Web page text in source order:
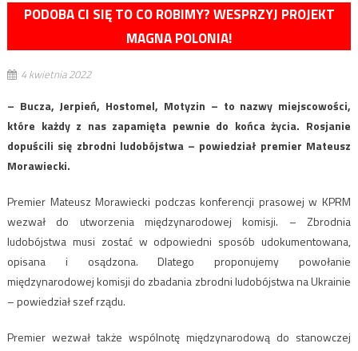
PODOBA CI SIĘ TO CO ROBIMY? WESPRZYJ PROJEKT
MAGNA POLONIA!
4 kwietnia 2022
– Bucza, Jerpień, Hostomel, Motyzin – to nazwy miejscowości,
które każdy z nas zapamięta pewnie do końca życia. Rosjanie
dopuścili się zbrodni ludobójstwa – powiedział premier Mateusz
Morawiecki.
Premier Mateusz Morawiecki podczas konferencji prasowej w KPRM
wezwał do utworzenia międzynarodowej komisji. – Zbrodnia
ludobójstwa musi zostać w odpowiedni sposób udokumentowana,
opisana i osądzona. Dlatego proponujemy powołanie
międzynarodowej komisji do zbadania zbrodni ludobójstwa na Ukrainie
– powiedział szef rządu.
Premier wezwał także wspólnotę międzynarodową do stanowczej